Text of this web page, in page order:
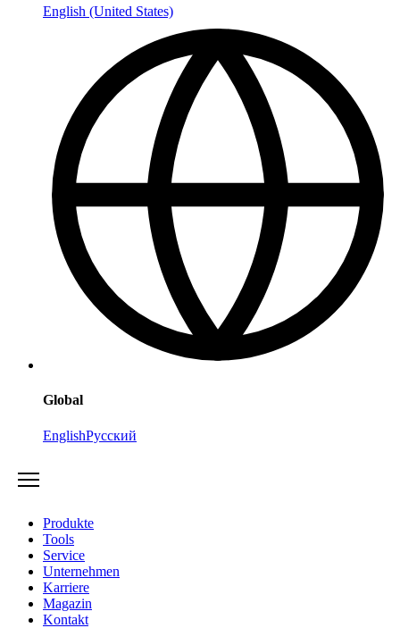
English (United States)
Global
EnglishРусский
Produkte
Tools
Service
Unternehmen
Karriere
Magazin
Kontakt